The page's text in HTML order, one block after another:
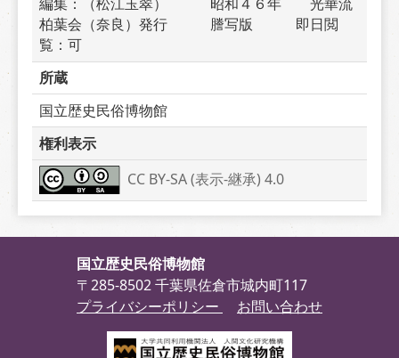
柏葉会（奈良）発行　　　謄写版　　　即日閲
覧：可
所蔵
国立歴史民俗博物館
権利表示
CC BY-SA (表示-継承) 4.0
国立歴史民俗博物館
〒285-8502 千葉県佐倉市城内町117
プライバシーポリシー
お問い合わせ